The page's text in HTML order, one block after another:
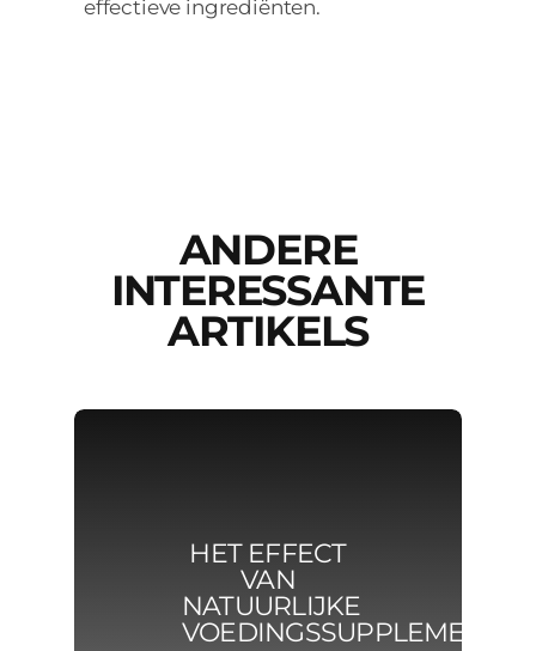
effectieve ingrediënten.
ANDERE
INTERESSANTE
ARTIKELS
HET EFFECT
VAN
NATUURLIJKE